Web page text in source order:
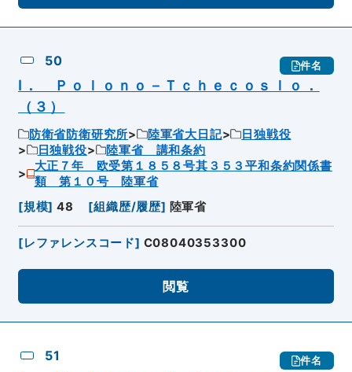
50 件名
Ⅰ． Ｐｏｌｏｎｏ－Ｔｃｈｅｃｏｓｌｏ．
（３）
防衛省防衛研究所 陸軍省大日記
日独戦役
日独戦役
陸軍省 講和条約
大正７年 欧受第１８５８号其３５３平和条約関係書
類 第１０号 陸軍省
[規模] 48 [組織歴/履歴] 陸軍省
[レファレンスコード] C08040353300
閲覧
51 件名